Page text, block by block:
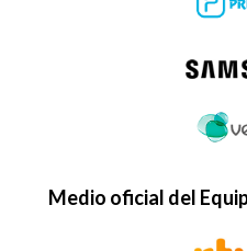
Medio oficial del